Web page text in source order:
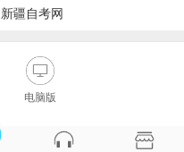
新疆自考网
电脑版